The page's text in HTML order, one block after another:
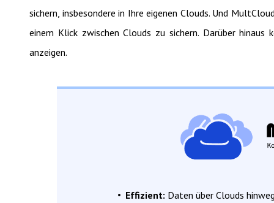
sichern, insbesondere in Ihre eigenen Clouds. Und
einem Klick zwischen Clouds zu sichern. Darüber
anzeigen.
Effizient: Daten über Clouds